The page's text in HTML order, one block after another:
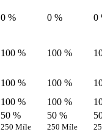
0 % 0 % 0
100 % 100 %
100 % 100 %
100 % 100 %
50 %
250 Míle
50 %
250 Míle